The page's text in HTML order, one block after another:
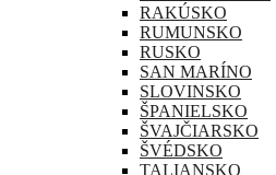
RAKÚSKO
RUMUNSKO
RUSKO
SAN MARÍNO
SLOVINSKO
ŠPANIELSKO
ŠVAJČIARSKO
ŠVÉDSKO
TALIANSKO